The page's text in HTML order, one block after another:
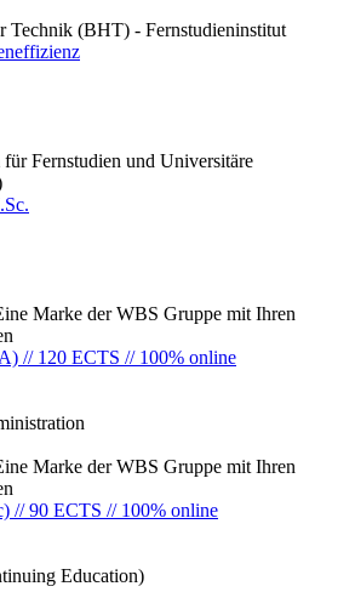
Technik (BHT) - Fernstudieninstitut
Fernstudien und Universitäre
Marke der WBS Gruppe mit Ihren
// 120 ECTS // 100% online
Marke der WBS Gruppe mit Ihren
// 90 ECTS // 100% online
Education)